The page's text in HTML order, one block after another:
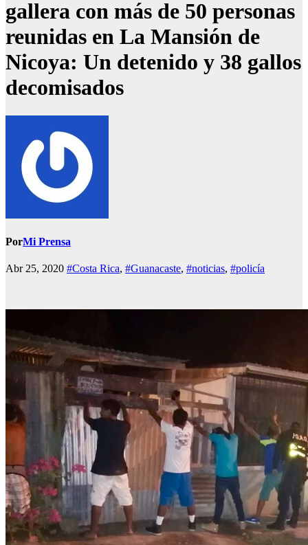
gallera con más de 50 personas
reunidas en La Mansión de
Nicoya: Un detenido y 38 gallos
decomisados
PorMi Prensa
Abr 25, 2020 #Costa Rica, #Guanacaste, #noticias, #policía